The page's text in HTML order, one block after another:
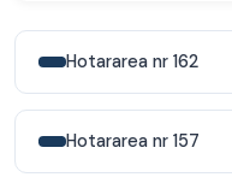
Hotararea nr 162
Hotararea nr 157